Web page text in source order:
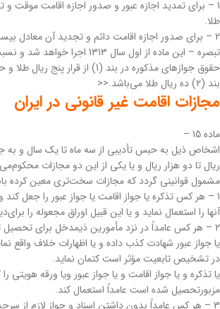
1 – برای تمدید اجازه عبور و صدور اجازه اقامت موقت
طلا.
2 – برای صدور اجازه اقامت دائم و تجدید آن معادل بیست ریال طلا.
‌تبصره – این ماده از اول سال 1313
حقوق جوازهای مذکوره در بند (1) از
بند (2) ده ریال طلا می‌باشد.<<
مجازات اقامت غیر قانونی در ایران
‌ماده 15 –
اشخاص ذیل به حبس تأدیبی از سه ماه تا یک سال و
ریال تا دو هزار ریال و یا یکی از این دو مجازات
مشمول قوانینی گردد که مجازات سخت‌تری معین کرده
1 – هر کس تذکره یا جواز اقامت یا جواز عبور را جعل
آنها را استعمال نماید و یا این قبیل اوراق مجعوله را
2 – هر کس عامداً در نزد مأمورین ذیمدخل برای تحصیل
یا جواز عبور شهادت کذب داده و یا اظهارات خلاف واقع
در تشخیص تابعیت مؤثر است کتمان نماید.
یا تذکره و یا جواز اقامت و یا جواز عبور ویا ورقه هویتی
مزبور‌تحصیل شده است عامداً استعمال کند.
3 – هر کس عامداً بدون داشتن اسناد و جواز لازم از